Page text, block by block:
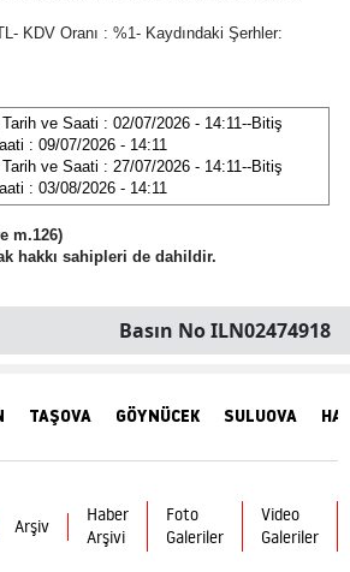
KDV Oranı : %1- Kaydındaki Şerhler:
Tarih ve Saati : 02/07/2026 - 14:11--Bitiş
: 09/07/2026 - 14:11
Tarih ve Saati : 27/07/2026 - 14:11--Bitiş
: 03/08/2026 - 14:11
m.126)
hakkı sahipleri de dahildir.
Basın No ILN02474918
TAŞOVA GÖYNÜCEK SULUOVA
Arşiv
Haber
Arşivi
Foto
Galeriler
Video
Galeriler